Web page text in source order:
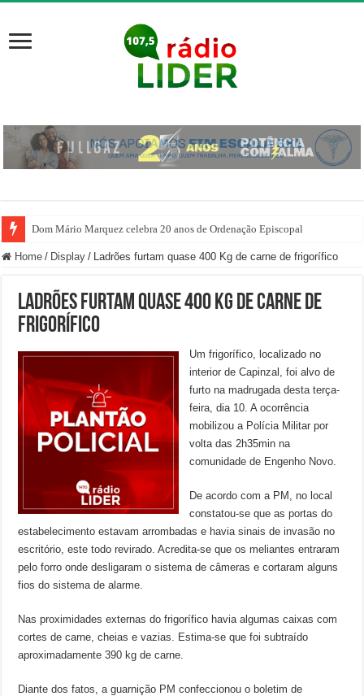
Dom Mário Marquez celebra 20 anos de Ordenação Episcopal
Home / Display / Ladrões furtam quase 400 Kg de carne de frigorífico
Ladrões furtam quase 400 Kg de carne de
frigorífico
Um frigorífico, localizado no
interior de Capinzal, foi alvo de
furto na madrugada desta terça-
feira, dia 10. A ocorrência
mobilizou a Polícia Militar por
volta das 2h35min na
comunidade de Engenho Novo.
De acordo com a PM, no local
constatou-se que as portas do
estabelecimento estavam arrombadas e havia sinais de invasão no
escritório, este todo revirado. Acredita-se que os meliantes entraram
pelo forro onde desligaram o sistema de câmeras e cortaram alguns
fios do sistema de alarme.
Nas proximidades externas do frigorífico havia algumas caixas com
cortes de carne, cheias e vazias. Estima-se que foi subtraído
aproximadamente 390 kg de carne.
Diante dos fatos, a guarnição PM confeccionou o boletim de